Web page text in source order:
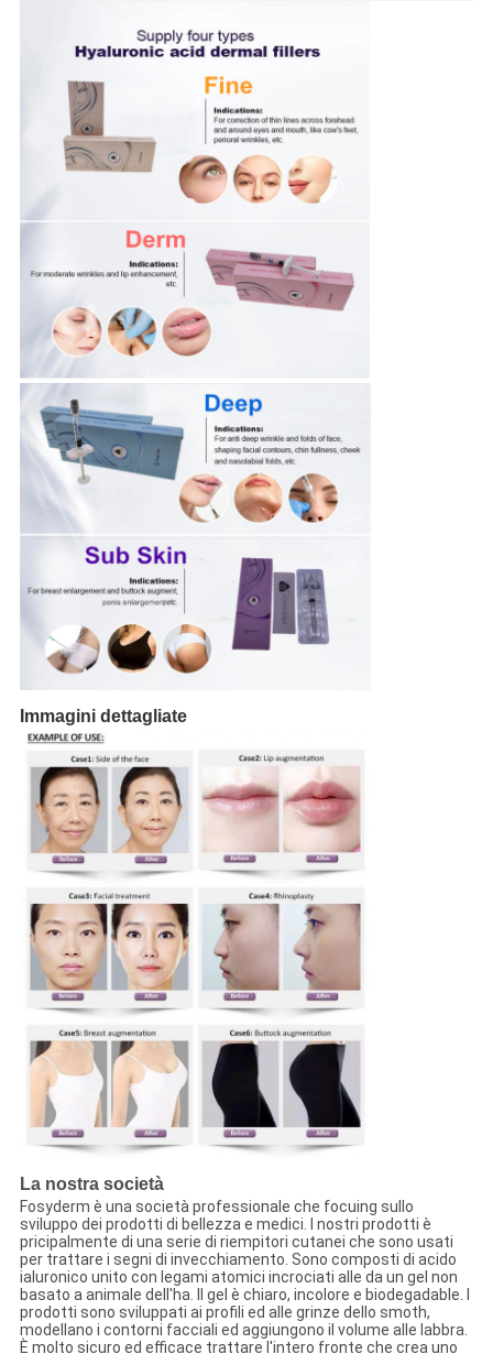
Immagini dettagliate
La nostra società
Fosyderm è una società professionale che focuing sullo
sviluppo dei prodotti di bellezza e medici. I nostri prodotti è
pricipalmente di una serie di riempitori cutanei che sono usati
per trattare i segni di invecchiamento. Sono composti di acido
ialuronico unito con legami atomici incrociati alle da un gel non
basato a animale dell'ha. Il gel è chiaro, incolore e biodegadable. I
prodotti sono sviluppati ai profili ed alle grinze dello smoth,
modellano i contorni facciali ed aggiungono il volume alle labbra.
È molto sicuro ed efficace trattare l'intero fronte che crea uno